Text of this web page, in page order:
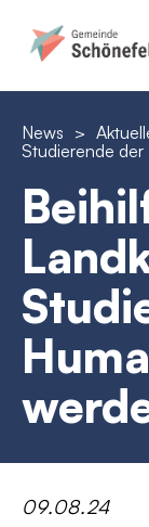
News >
Studierende
09.08.24